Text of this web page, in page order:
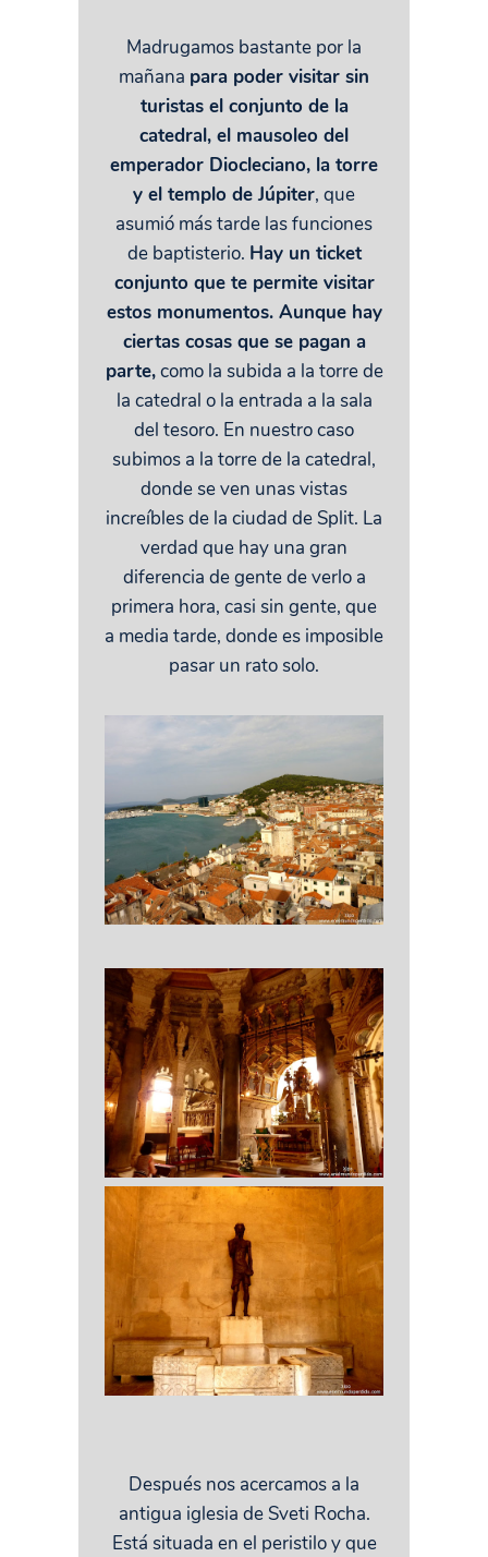
Madrugamos bastante por la
mañana para poder visitar sin
turistas el conjunto de la
catedral, el mausoleo del
emperador Diocleciano, la torre
y el templo de Júpiter, que
asumió más tarde las funciones
de baptisterio. Hay un ticket
conjunto que te permite visitar
estos monumentos. Aunque hay
ciertas cosas que se pagan a
parte,como la subida a la torre de
la catedral o la entrada a la sala
del tesoro. En nuestro caso
subimos a la torre de la catedral,
donde se ven unas vistas
increíbles de la ciudad de Split. La
verdad que hay una gran
diferencia de gente de verlo a
primera hora, casi sin gente, que
a media tarde, donde es imposible
pasar un rato solo.
Después nos acercamos a la
antigua iglesia de Sveti Rocha.
Está situada en el peristilo y que